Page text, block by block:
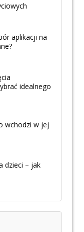
aplikacji na
idealnego
wchodzi w jej
dzieci – jak